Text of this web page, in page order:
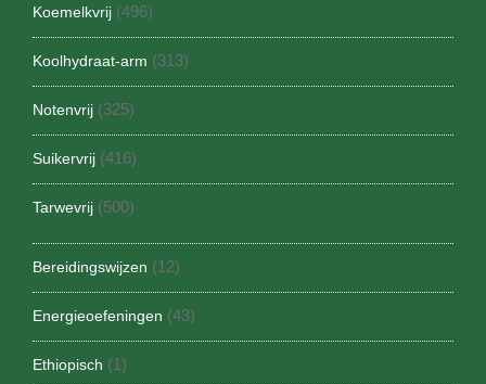
Koemelkvrij (496)
Koolhydraat-arm (313)
Notenvrij (325)
Suikervrij (416)
Tarwevrij (500)
Bereidingswijzen (12)
Energieoefeningen (43)
Ethiopisch (1)